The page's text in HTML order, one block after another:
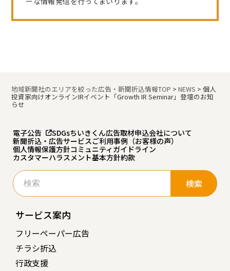
地域新聞社のエリアを絞った広告・新聞折込情報TOP >NEWS >個人
投資家向けオンラインIRイベント「Growth IR Seminar」登壇のお知
らせ
電子公告 SDGsちいきくん広告取材申込会社について
新聞折込・広告サービスご利用事例（お客様の声）
個人情報保護方針コミュニティガイドライン
カスタマーハラスメント基本方針約款
検
索:
サービス案内
フリーペーパー広告
チラシ折込
行政支援